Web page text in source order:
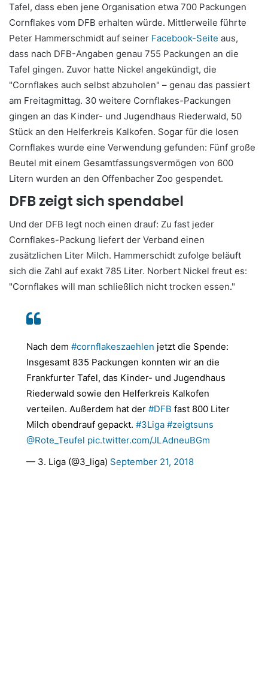
Tafel, dass eben jene Organisation etwa 700 Packungen
Cornflakes vom DFB erhalten würde. Mittlerweile führte
Peter Hammerschmidt auf seiner Facebook-Seite aus,
dass nach DFB-Angaben genau 755 Packungen an die
Tafel gingen. Zuvor hatte Nickel angekündigt, die
"Cornflakes auch selbst abzuholen" – genau das passiert
am Freitagmittag. 30 weitere Cornflakes-Packungen
gingen an das Kinder- und Jugendhaus Riederwald, 50
Stück an den Helferkreis Kalkofen. Sogar für die losen
Cornflakes wurde eine Verwendung gefunden: Fünf große
Beutel mit einem Gesamtfassungsvermögen von 600
Litern wurden an den Offenbacher Zoo gespendet.
DFB zeigt sich spendabel
Und der DFB legt noch einen drauf: Zu fast jeder
Cornflakes-Packung liefert der Verband einen
zusätzlichen Liter Milch. Hammerschidt zufolge beläuft
sich die Zahl auf exakt 785 Liter. Norbert Nickel freut es:
"Cornflakes will man schließlich nicht trocken essen."
Nach dem #cornflakeszaehlen jetzt die Spende:
Insgesamt 835 Packungen konnten wir an die
Frankfurter Tafel, das Kinder- und Jugendhaus
Riederwald sowie den Helferkreis Kalkofen
verteilen. Außerdem hat der #DFB fast 800 Liter
Milch obendrauf gepackt. #3Liga #zeigtsuns
@Rote_Teufel pic.twitter.com/JLAdneuBGm
— 3. Liga (@3_liga) September 21, 2018